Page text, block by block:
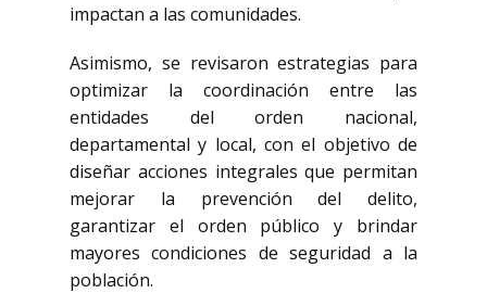
impactan a las comunidades.
Asimismo, se revisaron estrategias para
optimizar la coordinación entre las
entidades del orden nacional,
departamental y local, con el objetivo de
diseñar acciones integrales que permitan
mejorar la prevención del delito,
garantizar el orden público y brindar
mayores condiciones de seguridad a la
población.